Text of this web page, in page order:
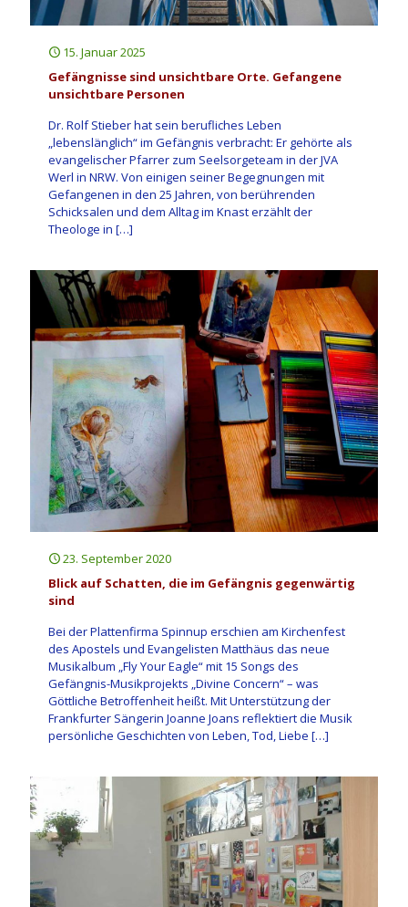
15. Januar 2025
Gefängnisse sind unsichtbare Orte. Gefangene
unsichtbare Personen
Dr. Rolf Stieber hat sein berufliches Leben
„lebenslänglich“ im Gefängnis verbracht: Er gehörte als
evangelischer Pfarrer zum Seelsorgeteam in der JVA
Werl in NRW. Von einigen seiner Begegnungen mit
Gefangenen in den 25 Jahren, von berührenden
Schicksalen und dem Alltag im Knast erzählt der
Theologe in […]
23. September 2020
Blick auf Schatten, die im Gefängnis gegenwärtig
sind
Bei der Plattenfirma Spinnup erschien am Kirchenfest
des Apostels und Evangelisten Matthäus das neue
Musikalbum „Fly Your Eagle“ mit 15 Songs des
Gefängnis-Musikprojekts „Divine Concern“ – was
Göttliche Betroffenheit heißt. Mit Unterstützung der
Frankfurter Sängerin Joanne Joans reflektiert die Musik
persönliche Geschichten von Leben, Tod, Liebe […]